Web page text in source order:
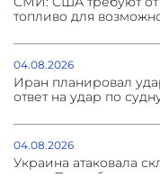
топливо для
04.08.2026
Иран планировал
ответ на удар по
04.08.2026
Украина атаковала
и под Петербургом